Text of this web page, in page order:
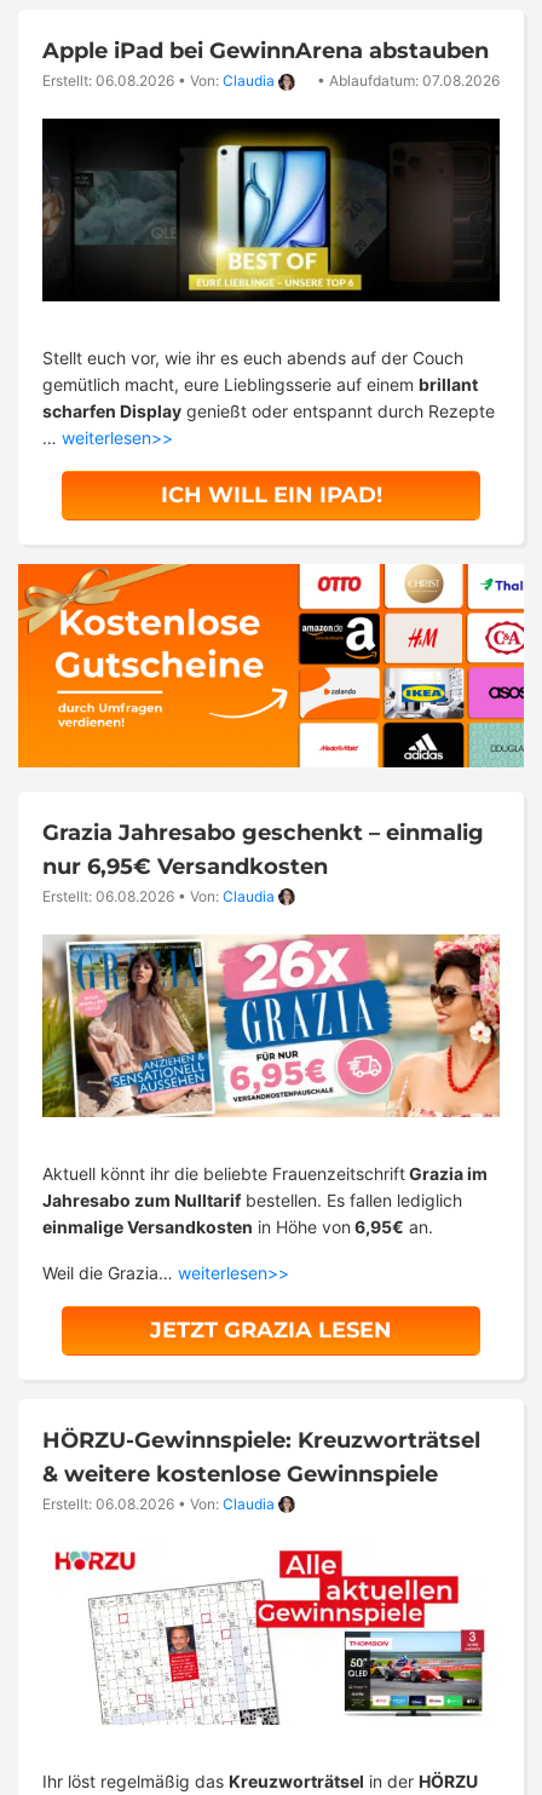
Apple iPad bei GewinnArena abstauben
Erstellt: 06.08.2026 • Von: Claudia • Ablaufdatum: 07.08.2026
Stellt euch vor, wie ihr es euch abends auf der Couch
gemütlich macht, eure Lieblingsserie auf einem brillant
scharfen Display genießt oder entspannt durch Rezepte
… weiterlesen>>
ICH WILL EIN IPAD!
Grazia Jahresabo geschenkt – einmalig
nur 6,95€ Versandkosten
Erstellt: 06.08.2026 • Von: Claudia
Aktuell könnt ihr die beliebte FrauenzeitschriftGrazia im
Jahresabo zum Nulltarifbestellen. Es fallen lediglich
einmalige Versandkosten in Höhe von 6,95€ an.
Weil die Grazia… weiterlesen>>
JETZT GRAZIA LESEN
HÖRZU-Gewinnspiele: Kreuzworträtsel
& weitere kostenlose Gewinnspiele
Erstellt: 06.08.2026 • Von: Claudia
Ihr löst regelmäßig das Kreuzworträtsel in der HÖRZU